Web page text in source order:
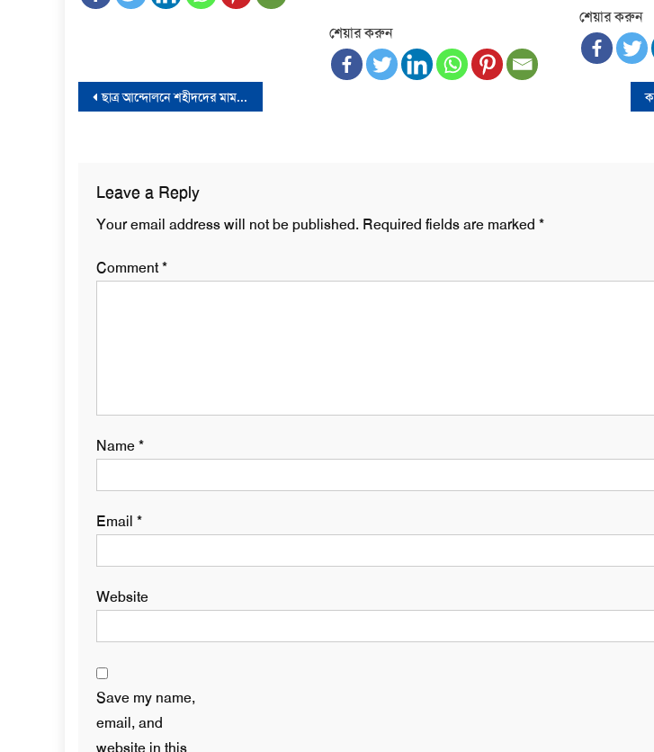
শেয়ার করুন
শেয়ার করুন
Post
ছাত্র আন্দোলনে শহীদদের মামলা নিয়ে ব্যবসা শুরু হয়েছে: সারজিস
Leave a Reply
Your email address will not be published. Required fields are marked *
Comment*
Name*
Email *
Website
Save my name,
email, and
website in this